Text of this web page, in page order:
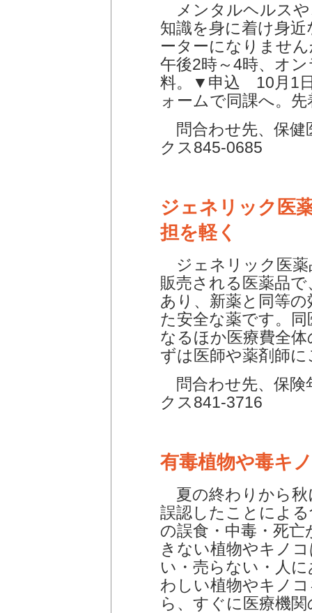
メンタルヘルスや
知識を身に着け身
ーターになりませ
午後2時～4時、オ
料。▼申込 10月1
ォームで同課へ。先
問合わせ先、保
クス845-0685
ジェネリック医
担を軽く
ジェネリック医薬
販売される医薬品
あり、新薬と同等
た安全な薬です。
なるほか医療費全
ずは医師や薬剤師
問合わせ先、保
クス841-3716
有毒植物や毒キ
夏の終わりから秋
誤認したことによ
の誤食・中毒・死
きない植物やキノ
い・売らない・人
わしい植物やキノ
ら、すぐに医療機